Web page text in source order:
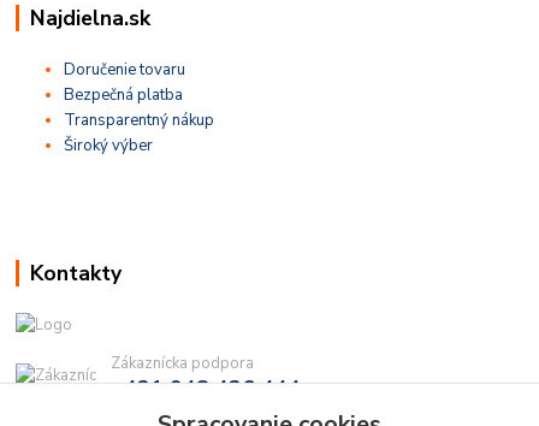
Najdielna.sk
Doručenie tovaru
Bezpečná platba
Transparentný nákup
Široký výber
Kontakty
Zákaznícka podpora
+421 948 436 444
(Po-Pia, 9-16 hod.)